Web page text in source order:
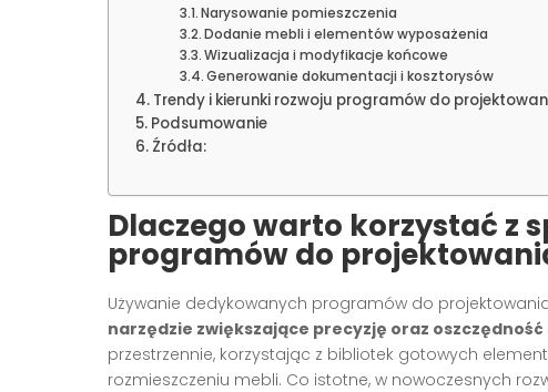
Narysowanie pomieszczenia
Dodanie mebli i elementów wyposażenia
Wizualizacja i modyfikacje końcowe
Generowanie dokumentacji i kosztorysów
Trendy i kierunki rozwoju programów do
Podsumowanie
Źródła:
Dlaczego warto korzystać z
programów do
Używanie dedykowanych programów do
narzędzie zwiększające precyzję oraz oszczędność
przestrzennie, korzystając z bibliotek gotowych
rozmieszczeniu mebli. Co istotne, w nowoczesnych